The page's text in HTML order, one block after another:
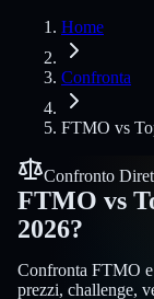
Home
Confronta
FTMO vs
Confronto
FTMO vs
2026?
Confronta FTMO
prezzi, challenge,